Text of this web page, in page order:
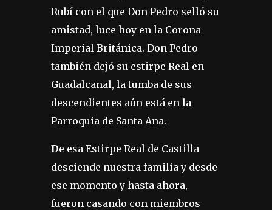
Rubí con el que Don Pedro selló su
amistad, luce hoy en la Corona
Imperial Británica. Don Pedro
también dejó su estirpe Real en
Guadalcanal, la tumba de sus
descendientes aún está en la
Parroquia de Santa Ana.
De esa Estirpe Real de Castilla
desciende nuestra familia y desde
ese momento y hasta ahora,
fueron casando con miembros